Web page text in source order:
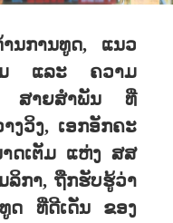
ນການທູດ, ແນວ
ມ ແລະ ຄວາມ
ສາຍສໍາພັນ ທີ່
ງວິງ, ເອກອັກຄະ
ດເຕັມ ແຫ່ງ ສສ
ລິກາ, ຖືກຮັບຮູ້ວ່າ
ດ ທີ່ດີເດັ່ນ ຂອງ